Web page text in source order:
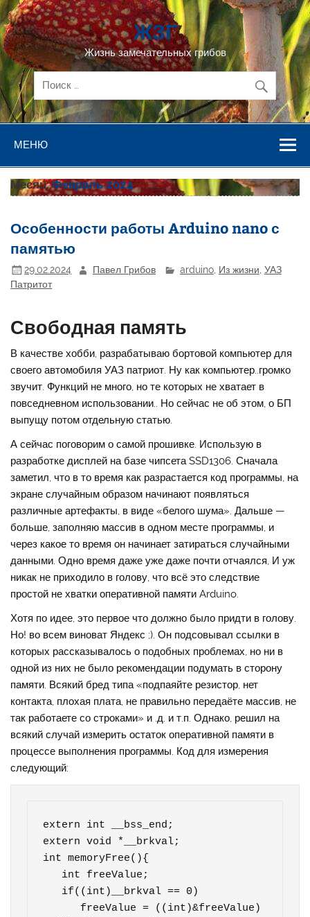
Перейти
к
содержимому
ЖЗГ
Жизнь замечательных грибов
МЕНЮ
Месяц:Февраль 2024
Особенности работы Arduino nano с
памятью
29.02.2024 Павел Грибов arduino, Из жизни УАЗ
Патритот
Свободная память
В качестве хобби, разрабатываю бортовой компьютер для
своего автомобиля УАЗ патриот. Ну как компьютер..громко
звучит. Функций не много, но те которых не хватает в
повседневном использовании.. Но сейчас не об этом, о БП
выпущу потом отдельную статью.
А сейчас поговорим о самой прошивке. Использую в
разработке дисплей на базе чипсета SSD1306. Сначала
заметил, что в то время как разрастается код программы, на
экране случайным образом начинают появляться
различные артефакты, в виде «белого шума». Дальше —
больше, заполняю массив в одном месте программы, и
через какое то время он начинает затираться случайными
данными. Одно время даже уже даже почти отчаялся, И уж
никак не приходило в голову, что всё это следствие
простой не хватки оперативной памяти Arduino.
Хотя по идее, это первое что должно было придти в голову.
Но! во всем виноват Яндекс ;). Он подсовывал ссылки в
которых рассказывалось о подобных проблемах, но ни в
одной из них не было рекомендации подумать в сторону
памяти. Всякий бред типа «подпаяйте резистор, нет
контакта, плохая плата, не правильно передаёте массив, не
так работаете со строками» и .д. и т.п. Однако, решил на
всякий случай измерить остаток оперативной памяти в
процессе выполнения программы. Код для измерения
следующий:
extern int __bss_end;
extern void *__brkval;
int memoryFree(){